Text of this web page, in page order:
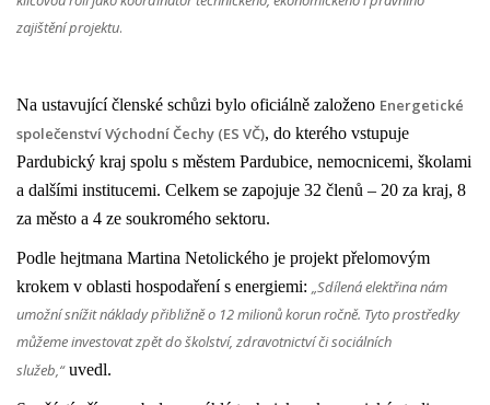
zajištění projektu.
Na ustavující členské schůzi bylo oficiálně založeno Energetické
společenství Východní Čechy (ES VČ), do kterého vstupuje
Pardubický kraj spolu s městem Pardubice, nemocnicemi, školami
a dalšími institucemi. Celkem se zapojuje 32 členů – 20 za kraj, 8
za město a 4 ze soukromého sektoru.
Podle hejtmana Martina Netolického je projekt přelomovým
krokem v oblasti hospodaření s energiemi: „Sdílená elektřina nám
umožní snížit náklady přibližně o 12 milionů korun ročně. Tyto prostředky
můžeme investovat zpět do školství, zdravotnictví či sociálních
služeb,“uvedl.